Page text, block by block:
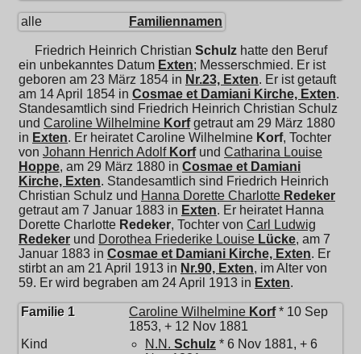
alle Familiennamen
Friedrich Heinrich Christian Schulz hatte den Beruf
ein unbekanntes Datum Exten; Messerschmied. Er ist
geboren am 23 März 1854 in Nr.23, Exten. Er ist getauft
am 14 April 1854 in Cosmae et Damiani Kirche, Exten.
Standesamtlich sind Friedrich Heinrich Christian Schulz
und Caroline Wilhelmine Korfgetraut am 29 März 1880
in Exten. Er heiratetCaroline Wilhelmine Korf, Tochter
von Johann Henrich Adolf Korfund Catharina Louise
Hoppe, am 29 März 1880 in Cosmae et Damiani
Kirche, Exten. Standesamtlich sind Friedrich Heinrich
Christian Schulz und Hanna Dorette Charlotte Redeker
getraut am 7 Januar 1883 in Exten. Er heiratet Hanna
Dorette Charlotte Redeker, Tochter von Carl Ludwig
Redeker und Dorothea Friederike Louise Lücke, am 7
Januar 1883 in Cosmae et Damiani Kirche, Exten. Er
stirbt an am 21 April 1913 in Nr.90, Exten, im Alter von
59. Er wird begraben am 24 April 1913 in Exten.
Familie 1 Caroline Wilhelmine Korf* 10 Sep
1853, + 12 Nov 1881
Kind
N.N. Schulz * 6 Nov 1881, + 6